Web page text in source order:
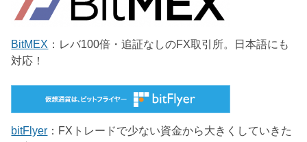
BitMEX ：レバ100倍・追証なしのFX取引所。日本語にも
対応！
bitFlyer ：FXトレードで少ない資金から大きくしていきた